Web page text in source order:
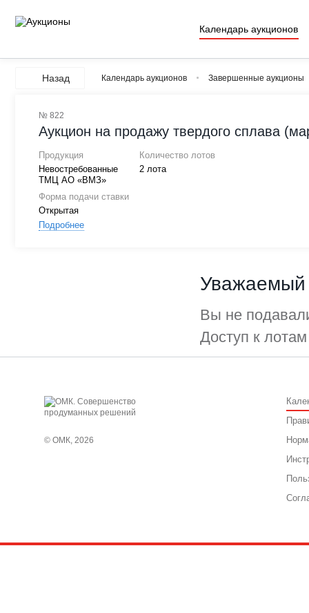
Календарь аукционов
Назад Календарь аукционов Завершенные аукционы
№ 822
Аукцион на продажу твердого сплава
Продукция
Невостребованные
ТМЦ АО «ВМЗ»
Количество лотов
2 лота
Форма подачи ставки
Открытая
Подробнее
Уважаемый
Вы не
Доступ к
© ОМК, 2026